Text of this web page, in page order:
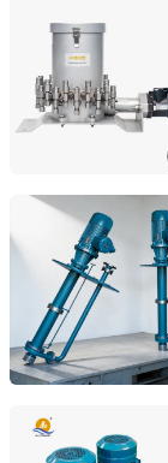
Yantai Huashun
Shandong,
Jiangsu Yingte
Jiangsu,
Shijiazhuang An